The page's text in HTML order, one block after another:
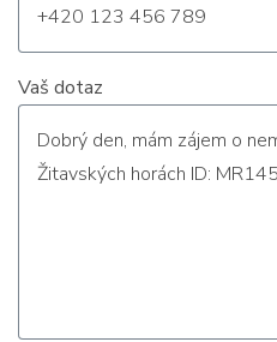
Vaš dotaz